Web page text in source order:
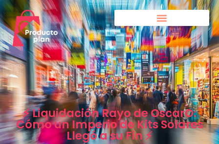
⚡ Liquidación Rayo de OscarO:
Cómo un Imperio de Kits Solares
Llegó a su Fin ⚡